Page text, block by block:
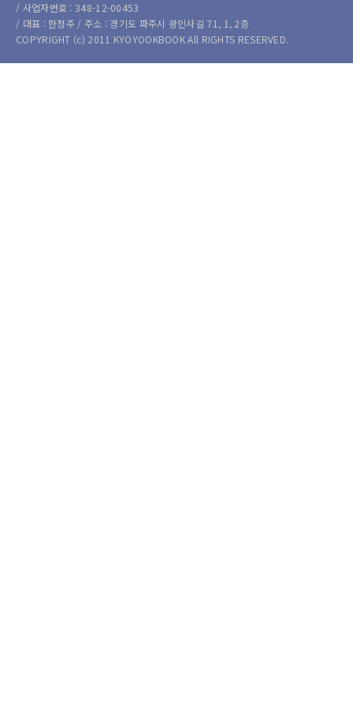
/ 사업자번호 : 348-12-00453
/ 대표 : 한정주 / 주소 : 경기도 파주시 광인사길 71, 1, 2층
COPYRIGHT (c) 2011 KYOYOOKBOOK All RIGHTS RESERVED.